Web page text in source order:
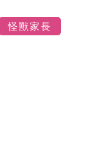
怪獸家長